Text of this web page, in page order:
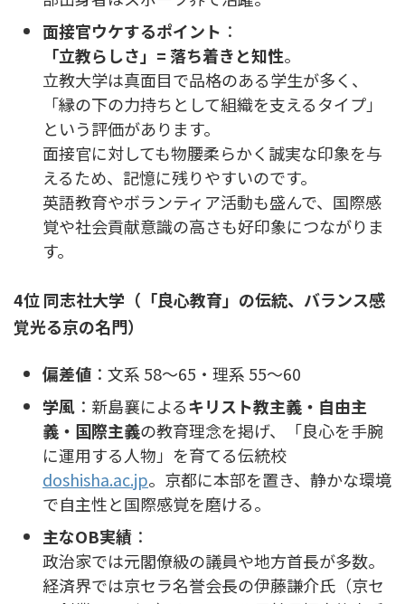
面接官ウケするポイント ：
「立教らしさ」= 落ち着きと知性。
立教大学は真面目で品格のある学生が多く、
「縁の下の力持ちとして組織を支えるタイプ」
という評価があります。
面接官に対しても物腰柔らかく誠実な印象を与
えるため、記憶に残りやすいのです。
英語教育やボランティア活動も盛んで、国際感
覚や社会貢献意識の高さも好印象につながりま
す。
4位 同志社大学（「良心教育」の伝統、バランス感
覚光る京の名門）
偏差値 ：文系 58〜65・理系 55〜60
学風 ：新島襄によるキリスト教主義・自由主
義・国際主義の教育理念を掲げ、「良心を手腕
に運用する人物」を育てる伝統校
doshisha.ac.jp。京都に本部を置き、静かな環境
で自主性と国際感覚を磨ける。
主なOB実績 ：
政治家では元閣僚級の議員や地方首長が多数。
経済界では京セラ名誉会長の伊藤謙介氏（京セ